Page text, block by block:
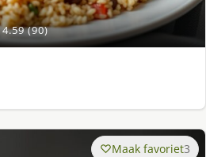
4.59 (90)
Maak favoriet3